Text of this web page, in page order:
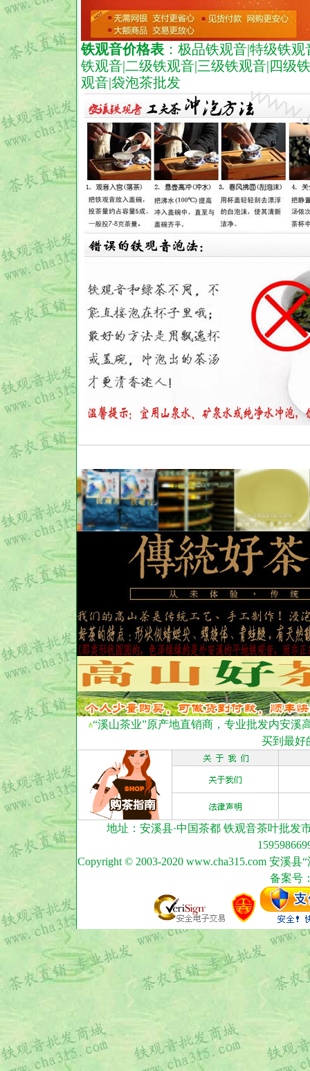
铁观音价格表 ： 极品铁观音|特级铁观
铁观音|二级铁观音|三级铁观音|四级
观音|袋泡茶批发
“溪山茶业”原产地直销商，专业批发内安溪
买到最好
地址：安溪县·中国茶都 铁观音茶叶批发
Copyright © 2003-2020 www.cha315.com 安溪县
备案号